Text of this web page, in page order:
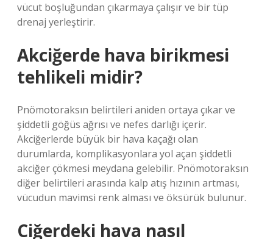
vücut boşluğundan çıkarmaya çalışır ve bir tüp
drenaj yerleştirir.
Akciğerde hava birikmesi
tehlikeli midir?
Pnömotoraksın belirtileri aniden ortaya çıkar ve
şiddetli göğüs ağrısı ve nefes darlığı içerir.
Akciğerlerde büyük bir hava kaçağı olan
durumlarda, komplikasyonlara yol açan şiddetli
akciğer çökmesi meydana gelebilir. Pnömotoraksın
diğer belirtileri arasında kalp atış hızının artması,
vücudun mavimsi renk alması ve öksürük bulunur.
Ciğerdeki hava nasıl